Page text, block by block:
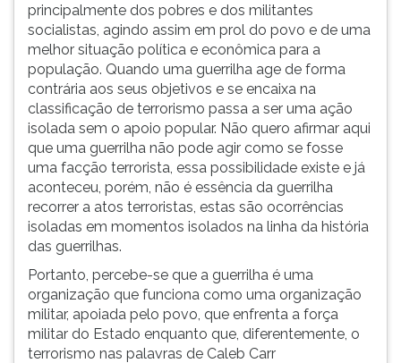
principalmente dos pobres e dos militantes
socialistas, agindo assim em prol do povo e de uma
melhor situação política e econômica para a
população. Quando uma guerrilha age de forma
contrária aos seus objetivos e se encaixa na
classificação de terrorismo passa a ser uma ação
isolada sem o apoio popular. Não quero afirmar aqui
que uma guerrilha não pode agir como se fosse
uma facção terrorista, essa possibilidade existe e já
aconteceu, porém, não é essência da guerrilha
recorrer a atos terroristas, estas são ocorrências
isoladas em momentos isolados na linha da história
das guerrilhas.
Portanto, percebe-se que a guerrilha é uma
organização que funciona como uma organização
militar, apoiada pelo povo, que enfrenta a força
militar do Estado enquanto que, diferentemente, o
terrorismo nas palavras de Caleb Carr